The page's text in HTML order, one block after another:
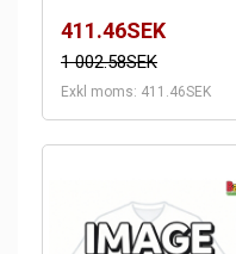
411.46SEK
1 002.58SEK
Exkl moms: 411.46SEK